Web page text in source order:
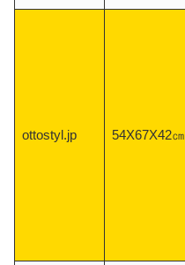
ottostyl.jp 54X67X42㎝